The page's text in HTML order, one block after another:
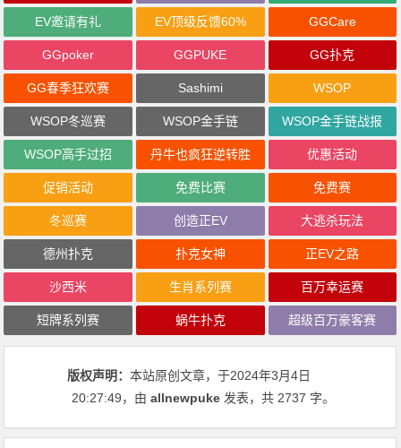
EV邀请有礼 EV顶级反馈60% GGCare
GGpoker GGPUKE GG扑克
GG春季狂欢赛 Sashimi WSOP
WSOP冬巡赛 WSOP金手链 WSOP金手链战报
WSOP高手过招 丹牛也疯狂逆转胜 优惠活动
促销活动 免费比赛 免费赛
冬巡赛 创造正EV 大逃杀玩法
德州扑克 扑克女神 正EV之路
沙西米 生肖系列赛 百万幸运赛
短牌系列赛 蜗牛扑克 超级百万豪客赛
版权声明：本站原创文章，于2024年3月4日
20:27:49，由allnewpuke 发表，共 2737 字。